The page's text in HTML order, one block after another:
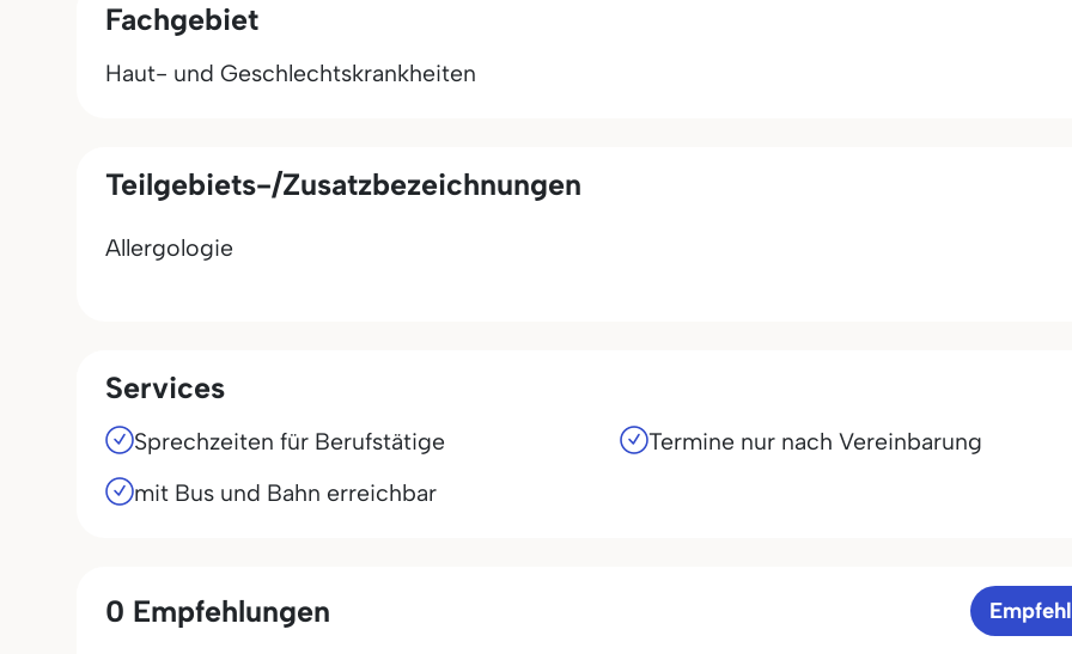
Fachgebiet
Haut- und Geschlechtskrankheiten
Teilgebiets-/Zusatzbezeichnungen
Allergologie
Services
Sprechzeiten für Berufstätige
Termine nur nach Vereinbarung
mit Bus und Bahn erreichbar
0 Empfehlungen